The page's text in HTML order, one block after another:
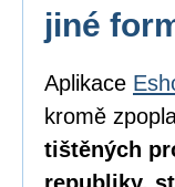
jiné
Aplikace
kromě
tištěných